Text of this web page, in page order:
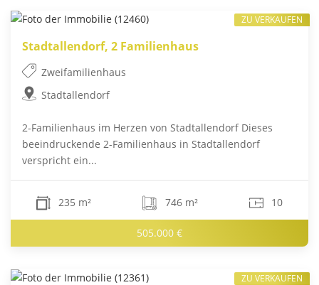
Stadtallendorf, 2 Familienhaus
Zweifamilienhaus
Stadtallendorf
2-Familienhaus im Herzen von Stadtallendorf Dieses
beeindruckende 2-Familienhaus in Stadtallendorf
verspricht ein...
235 m² 746 m² 10
505.000 €
ZU VERKAUFEN
ZU VERKAUFEN